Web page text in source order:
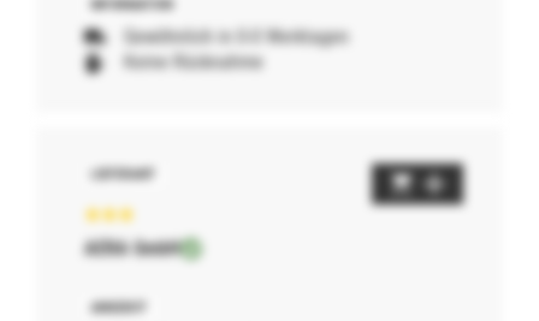
Gewöhnlich in 0-0 Werktagen
Keine Rücknahme
AERA GmbH